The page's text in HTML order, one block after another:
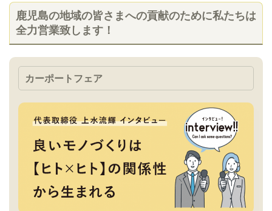
鹿児島の地域の皆さまへの貢献のために私たちは
全力営業致します！
カーポートフェア